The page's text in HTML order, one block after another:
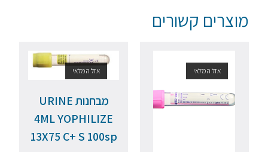
מוצרים קשורים
אזל המלאי אזל המלאי
מבחנות URINE
4ML YOPHILIZE
13X75 C+ S 100sp